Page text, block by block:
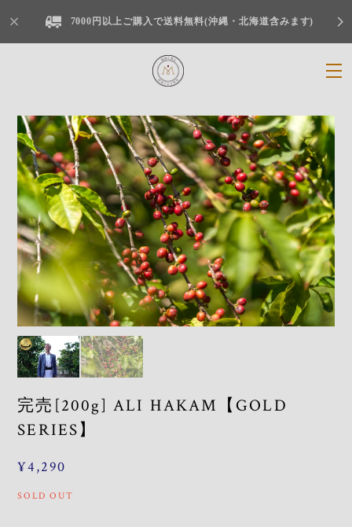
7000円以上ご購入で送料無料(沖縄・北海道含みます)
完売[200g] ALI HAKAM【GOLD
SERIES】
¥4,290
SOLD OUT